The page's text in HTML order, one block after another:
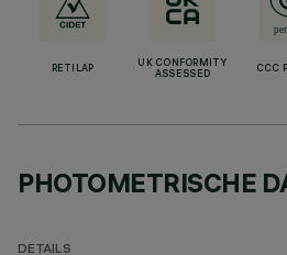
RETILAP
UK CONFORMITY
ASSESSED
CCC
PHOTOMETRISCHE
DETAILS